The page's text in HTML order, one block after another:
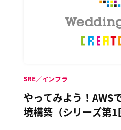
やってみよう！AWS
境構築（シリーズ第1
SRE／インフラ